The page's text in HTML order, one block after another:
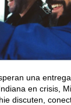
una
en crisis,
discuten,